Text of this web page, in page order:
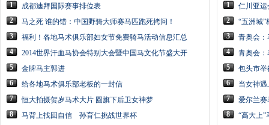
1
成都迪拜国际赛事排位表
2
马之死 谁的错：中国野骑大师赛马匹跑死拷问！
3
福利！各地马术俱乐部妇女节免费骑马活动信息汇总
4
2014世界汗血马协会特别大会暨中国马文化节盛大开
5
金牌马主郭进
6
给各地马术俱乐部老板的一封信
7
恒大拍摄贺岁马术大片 圆旗下后卫女神梦
8
马背上找回自信 孙育仁挑战世界杯
1
仁川亚
2
“五洲城”
3
青奥会：
4
青奥会：
5
包头市举
6
当女神
7
爱尔兰赛
8
“高大上”